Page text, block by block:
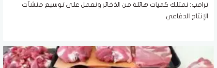
ترامب: نمتلك كميات هائلة من الذخائر ونعمل على توسيع منشآت
الإنتاج الدفاعي